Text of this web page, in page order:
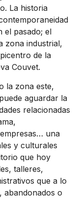
La historia
el pasado; el
zona industrial,
de la
Couvet.
la zona este,
aguardar la
relacionadas
una
y culturales
que hoy
talleres,
que a lo
abandonados o